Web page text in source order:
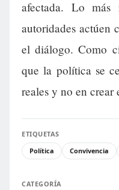
afectada. Lo más
autoridades actúen
el diálogo. Como
que la política se
reales y no en crear
ETIQUETAS
Política
Convivencia
CATEGORÍA